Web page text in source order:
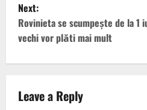
Next:
Rovinieta se scumpește de la 1
vechi vor plăti mai mult
Leave a Reply